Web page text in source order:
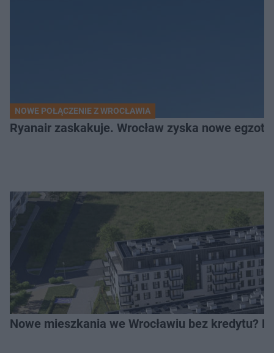
NOWE POŁĄCZENIE Z WROCŁAWIA
Ryanair zaskakuje. Wrocław zyska nowe
Nowe mieszkania we Wrocławiu bez kredytu?